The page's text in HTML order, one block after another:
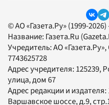
© АО «Газета.Ру» (1999-
Название: Газета.Ru
Учредитель:АО «Газета.Ру»,
7743625728
Адрес учредителя: 125239,
улица, дом 67
Адрес редакции и издателя:
Варшавское шоссе, д.9,